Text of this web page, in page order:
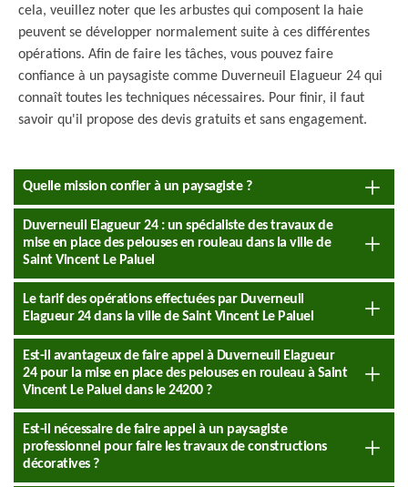
cela, veuillez noter que les arbustes qui composent la haie
peuvent se développer normalement suite à ces différentes
opérations. Afin de faire les tâches, vous pouvez faire
confiance à un paysagiste comme Duverneuil Elagueur 24 qui
connaît toutes les techniques nécessaires. Pour finir, il faut
savoir qu'il propose des devis gratuits et sans engagement.
Quelle mission confier à un paysagiste ?
Duverneuil Elagueur 24 : un spécialiste des travaux de
mise en place des pelouses en rouleau dans la ville de
Saint Vincent Le Paluel
Le tarif des opérations effectuées par Duverneuil
Elagueur 24 dans la ville de Saint Vincent Le Paluel
Est-il avantageux de faire appel à Duverneuil Elagueur
24 pour la mise en place des pelouses en rouleau à Saint
Vincent Le Paluel dans le 24200 ?
Est-il nécessaire de faire appel à un paysagiste
professionnel pour faire les travaux de constructions
décoratives ?